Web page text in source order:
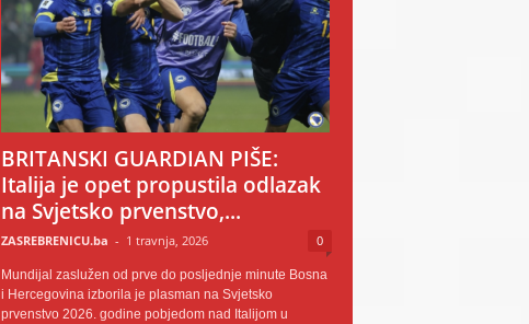
BRITANSKI GUARDIAN PIŠE:
Italija je opet propustila odlazak
na Svjetsko prvenstvo,...
ZASREBRENICU.ba - 1 travnja, 2026 0
Mundijal zaslužen od prve do posljednje minute Bosna
i Hercegovina izborila je plasman na Svjetsko
prvenstvo 2026. godine pobjedom nad Italijom u